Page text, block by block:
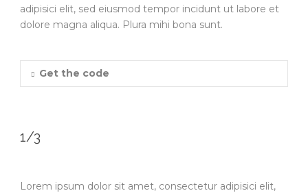
adipisici elit, sed eiusmod tempor incidunt ut labore et
dolore magna aliqua. Plura mihi bona sunt.
Get the code
1/3
Lorem ipsum dolor sit amet, consectetur adipisici elit,